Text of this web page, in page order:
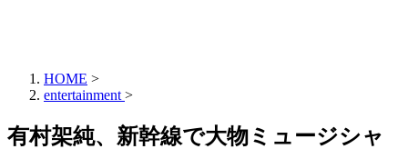
HOME >
entertainment >
有村架純、新幹線で大物ミュージシャ